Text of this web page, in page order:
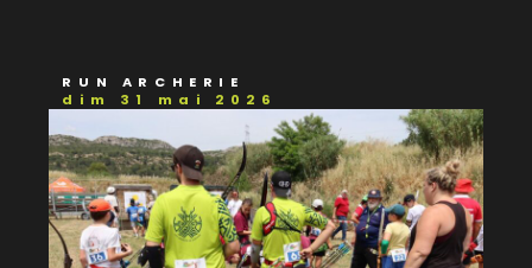
RUN ARCHERIE
dim 31 mai 2026